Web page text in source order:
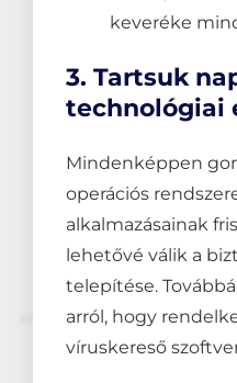
keveréke
3. Tartsuk
technológiai
Mindenképpen
operációs
alkalmazásainak
lehetővé válik a
telepítése.
arról, hogy
víruskereső